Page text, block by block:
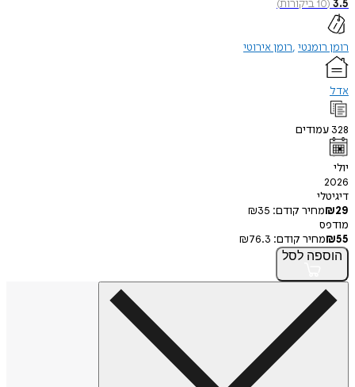
ביקורות)
רומן אירוטי
קודם:
₪35
קודם:
₪76.3
לסל